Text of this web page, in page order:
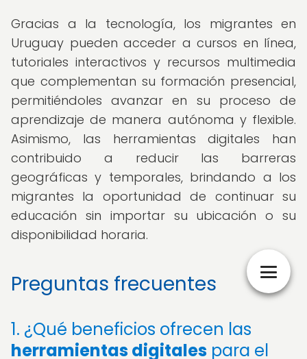
Gracias a la tecnología, los migrantes en
Uruguay pueden acceder a cursos en línea,
tutoriales interactivos y recursos multimedia
que complementan su formación presencial,
permitiéndoles avanzar en su proceso de
aprendizaje de manera autónoma y flexible.
Asimismo, las herramientas digitales han
contribuido a reducir las barreras
geográficas y temporales, brindando a los
migrantes la oportunidad de continuar su
educación sin importar su ubicación o su
disponibilidad horaria.
Preguntas frecuentes
1. ¿Qué beneficios ofrecen las
herramientas digitales para el